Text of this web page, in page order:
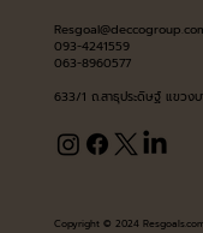
093-4241559
063-8960577
633/1 ถ.สาธุประดิษฐ์ แขวง
Copyright © 2024